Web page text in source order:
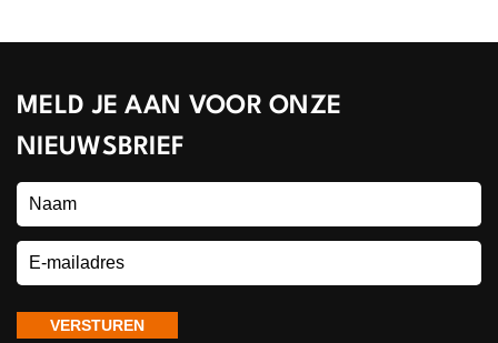
MELD JE AAN VOOR ONZE
NIEUWSBRIEF